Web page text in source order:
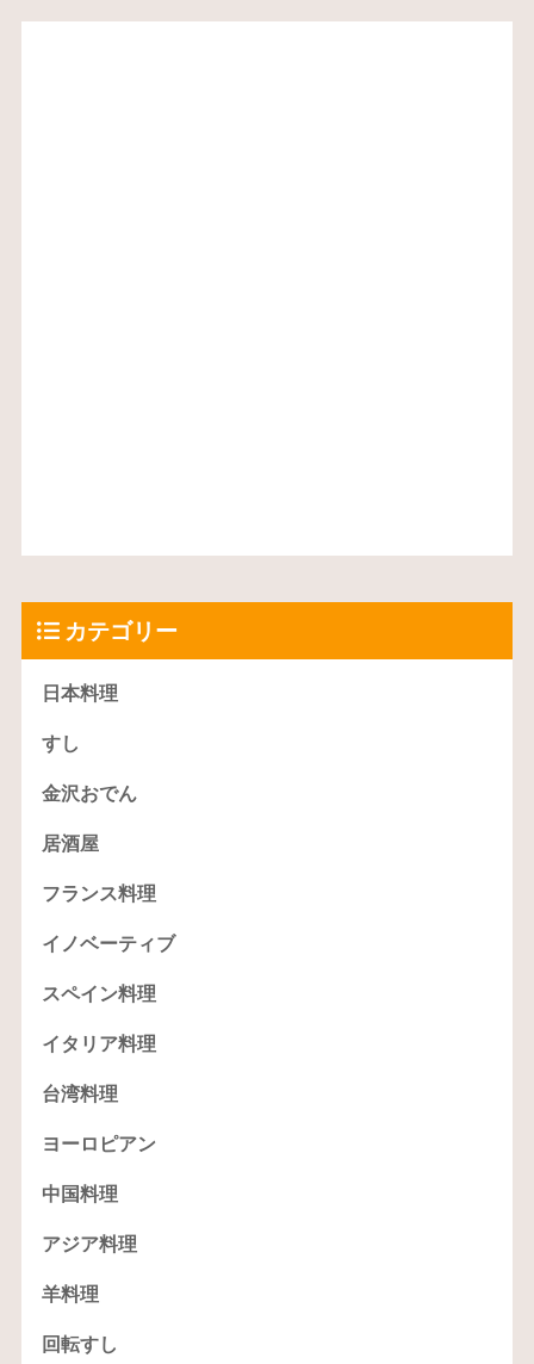
カテゴリー
日本料理
すし
金沢おでん
居酒屋
フランス料理
イノベーティブ
スペイン料理
イタリア料理
台湾料理
ヨーロピアン
中国料理
アジア料理
羊料理
回転すし